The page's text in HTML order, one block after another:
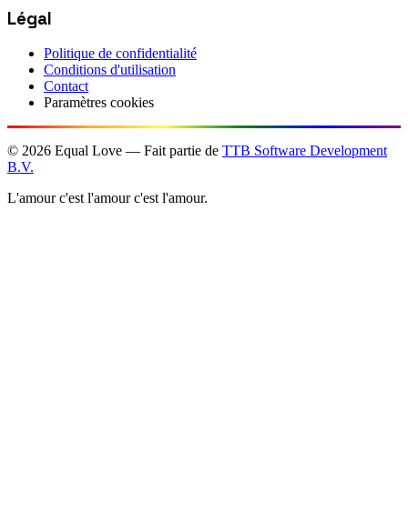
Légal
Politique de confidentialité
Conditions d'utilisation
Contact
Paramètres cookies
© 2026 Equal Love — Fait partie de TTB Software Development
B.V.
L'amour c'est l'amour c'est l'amour.